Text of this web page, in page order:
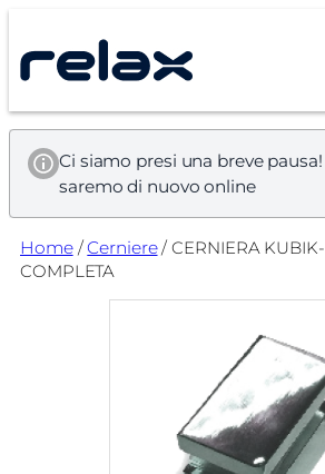
contenuto
Ci siamo presi una breve
saremo di nuovo online
Home/Cerniere/ CERNIERA
COMPLETA